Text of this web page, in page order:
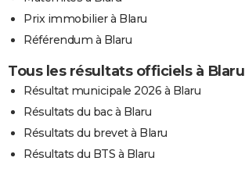
Prix immobilier à Blaru
Référendum à Blaru
Tous les résultats officiels à Blaru
Résultat municipale 2026 à Blaru
Résultats du bac à Blaru
Résultats du brevet à Blaru
Résultats du BTS à Blaru